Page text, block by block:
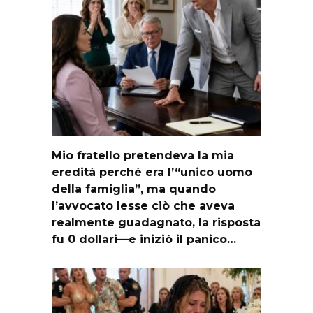
Mio fratello pretendeva la mia
eredità perché era l’“unico uomo
della famiglia”, ma quando
l’avvocato lesse ciò che aveva
realmente guadagnato, la risposta
fu 0 dollari—e iniziò il panico…